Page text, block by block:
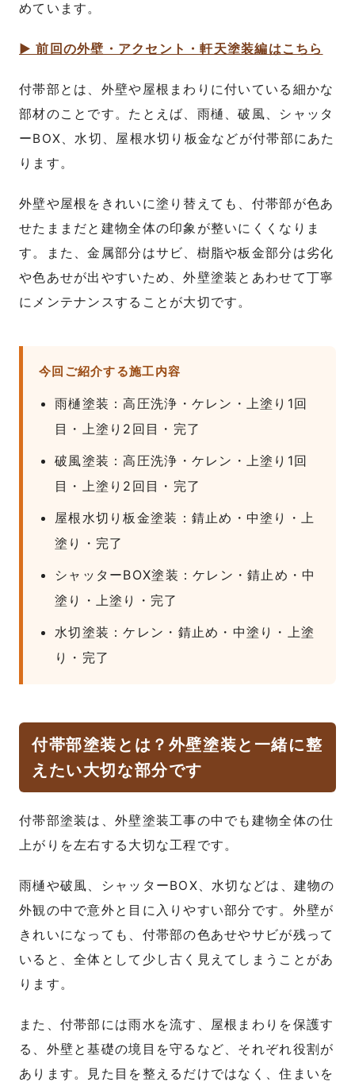
めています。
▶ 前回の外壁・アクセント・軒天塗装編はこちら
付帯部とは、外壁や屋根まわりに付いている細かな
部材のことです。たとえば、雨樋、破風、シャッタ
ーBOX、水切、屋根水切り板金などが付帯部にあた
ります。
外壁や屋根をきれいに塗り替えても、付帯部が色あ
せたままだと建物全体の印象が整いにくくなりま
す。また、金属部分はサビ、樹脂や板金部分は劣化
や色あせが出やすいため、外壁塗装とあわせて丁寧
にメンテナンスすることが大切です。
今回ご紹介する施工内容
雨樋塗装：高圧洗浄・ケレン・上塗り1回
目・上塗り2回目・完了
破風塗装：高圧洗浄・ケレン・上塗り1回
目・上塗り2回目・完了
屋根水切り板金塗装：錆止め・中塗り・上
塗り・完了
シャッターBOX塗装：ケレン・錆止め・中
塗り・上塗り・完了
水切塗装：ケレン・錆止め・中塗り・上塗
り・完了
付帯部塗装とは？外壁塗装と一緒に整
えたい大切な部分です
付帯部塗装は、外壁塗装工事の中でも建物全体の仕
上がりを左右する大切な工程です。
雨樋や破風、シャッターBOX、水切などは、建物の
外観の中で意外と目に入りやすい部分です。外壁が
きれいになっても、付帯部の色あせやサビが残って
いると、全体として少し古く見えてしまうことがあ
ります。
また、付帯部には雨水を流す、屋根まわりを保護す
る、外壁と基礎の境目を守るなど、それぞれ役割が
あります。見た目を整えるだけではなく、住まいを